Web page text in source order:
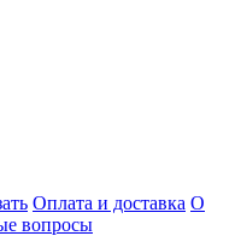
Оплата и доставка О
вопросы